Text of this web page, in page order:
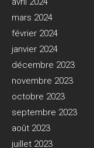
mars 2024
février 2024
janvier 2024
décembre 2023
novembre 2023
octobre 2023
septembre 2023
août 2023
juillet 2023